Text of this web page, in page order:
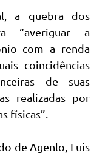
a quebra dos
“averiguar a
com a renda
coincidências
de suas
realizadas por
físicas”.
de Agenlo, Luis